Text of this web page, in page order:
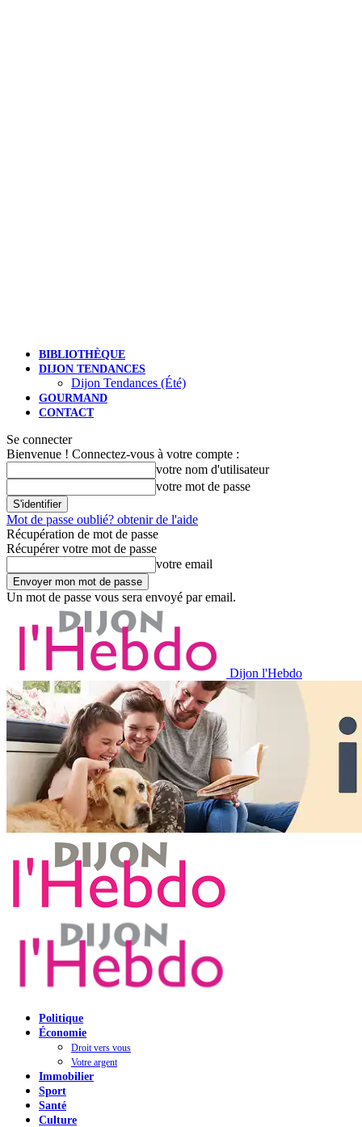
BIBLIOTHÈQUE
DIJON TENDANCES
Dijon Tendances (Été)
GOURMAND
CONTACT
Se connecter
Bienvenue ! Connectez-vous à votre compte :
votre nom d'utilisateur
votre mot de passe
Mot de passe oublié? obtenir de l'aide
Récupération de mot de passe
Récupérer votre mot de passe
votre email
Un mot de passe vous sera envoyé par email.
Dijon l'Hebdo
Politique
Économie
Droit vers vous
Votre argent
Immobilier
Sport
Santé
Culture